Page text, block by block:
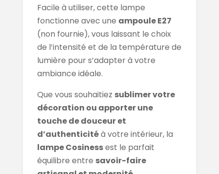
Facile à utiliser, cette lampe
fonctionne avec une ampoule E27
(non fournie), vous laissant le choix
de l’intensité et de la température de
lumière pour s’adapter à votre
ambiance idéale.
Que vous souhaitiez sublimer votre
décoration ou apporter une
touche de douceur et
d’authenticitéà votre intérieur, la
lampe Cosinessest le parfait
équilibre entre savoir-faire